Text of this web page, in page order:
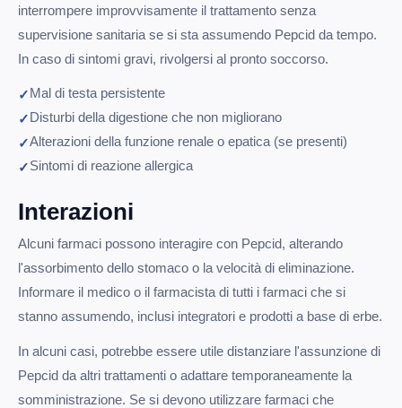
interrompere improvvisamente il trattamento senza
supervisione sanitaria se si sta assumendo Pepcid da tempo.
In caso di sintomi gravi, rivolgersi al pronto soccorso.
Mal di testa persistente
Disturbi della digestione che non migliorano
Alterazioni della funzione renale o epatica (se presenti)
Sintomi di reazione allergica
Interazioni
Alcuni farmaci possono interagire con Pepcid, alterando
l'assorbimento dello stomaco o la velocità di eliminazione.
Informare il medico o il farmacista di tutti i farmaci che si
stanno assumendo, inclusi integratori e prodotti a base di erbe.
In alcuni casi, potrebbe essere utile distanziare l'assunzione di
Pepcid da altri trattamenti o adattare temporaneamente la
somministrazione. Se si devono utilizzare farmaci che